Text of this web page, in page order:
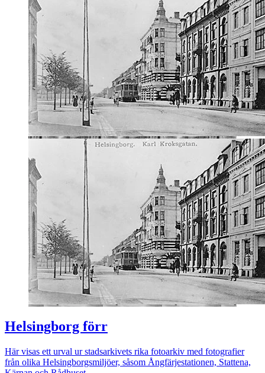
Helsingborg förr
Här visas ett urval ur stadsarkivets rika fotoarkiv med fotografier
från olika Helsingborgsmiljöer, såsom Ångfärjestationen, Stattena,